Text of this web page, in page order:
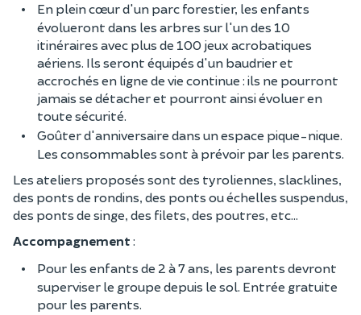
En plein cœur d'un parc forestier, les enfants
évolueront dans les arbres sur l'un des 10
itinéraires avec plus de 100 jeux acrobatiques
aériens. Ils seront équipés d'un baudrier et
accrochés en ligne de vie continue : ils ne pourront
jamais se détacher et pourront ainsi évoluer en
toute sécurité.
Goûter d'anniversaire dans un espace pique-nique.
Les consommables sont à prévoir par les parents.
Les ateliers proposés sont des tyroliennes, slacklines,
des ponts de rondins, des ponts ou échelles suspendus,
des ponts de singe, des filets, des poutres, etc...
Accompagnement :
Pour les enfants de 2 à 7 ans, les parents devront
superviser le groupe depuis le sol. Entrée gratuite
pour les parents.